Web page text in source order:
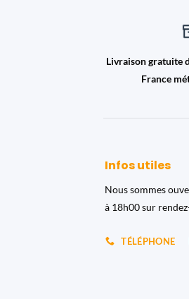
Livraison gratuite
France
Infos utiles
Nous sommes
à 18h00 sur
TÉLÉPHONE